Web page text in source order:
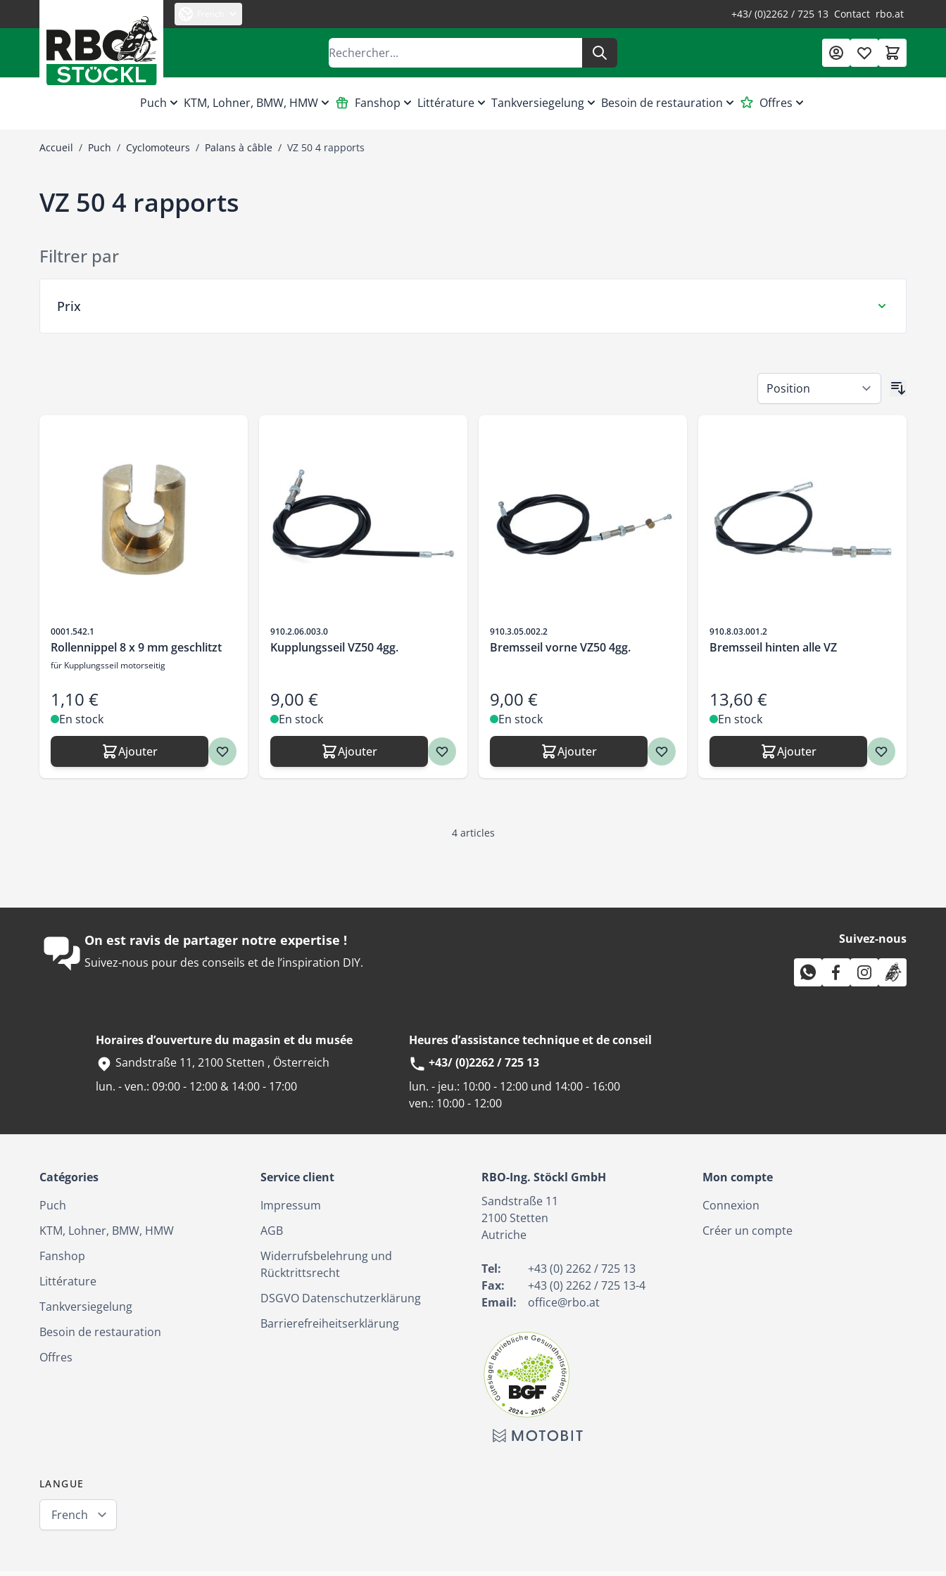
+43/ (0)2262 / 725 13 Contact rbo.at
Rechercher
Puch KTM, Lohner, BMW, HMW Fanshop Littérature Tankversiegelung Besoin de restauration Offres
Accueil / Puch / Cyclomoteurs / Palans à câble / VZ 50 4 rapports
VZ 50 4 rapports
Filtrer par
Prix
SKU
0001.542.1
Rollennippel 8 x 9 mm geschlitzt
für Kupplungsseil motorseitig
1,10 €
En stock
Ajouter
SKU
910.2.06.003.0
Kupplungsseil VZ50 4gg.
9,00 €
En stock
Ajouter
SKU
910.3.05.002.2
Bremsseil vorne VZ50 4gg.
9,00 €
En stock
Ajouter
SKU
910.8.03.001.2
Bremsseil hinten alle VZ
13,60 €
En stock
Ajouter
4articles
On est ravis de partager notre expertise !
Suivez-nous pour des conseils et de l’inspiration DIY.
Suivez-nous
Horaires d’ouverture du magasin et du musée
Sandstraße 11, 2100 Stetten , Österreich
lun. - ven.: 09:00 - 12:00 & 14:00 - 17:00
Heures d’assistance technique et de conseil
+43/ (0)2262 / 725 13
lun. - jeu.: 10:00 - 12:00 und 14:00 - 16:00
ven.: 10:00 - 12:00
Catégories
Puch
KTM, Lohner, BMW, HMW
Fanshop
Littérature
Tankversiegelung
Besoin de restauration
Offres
Service client
Impressum
AGB
Widerrufsbelehrung und
Rücktrittsrecht
DSGVO Datenschutzerklärung
Barrierefreiheitserklärung
RBO-Ing. Stöckl GmbH
Sandstraße 11
2100Stetten
Autriche
Tel:
+43 (0) 2262 / 725 13
Fax:
+43 (0) 2262 / 725 13-4
Email:
office@rbo.at
Mon compte
Connexion
Créer un compte
LANGUE
French